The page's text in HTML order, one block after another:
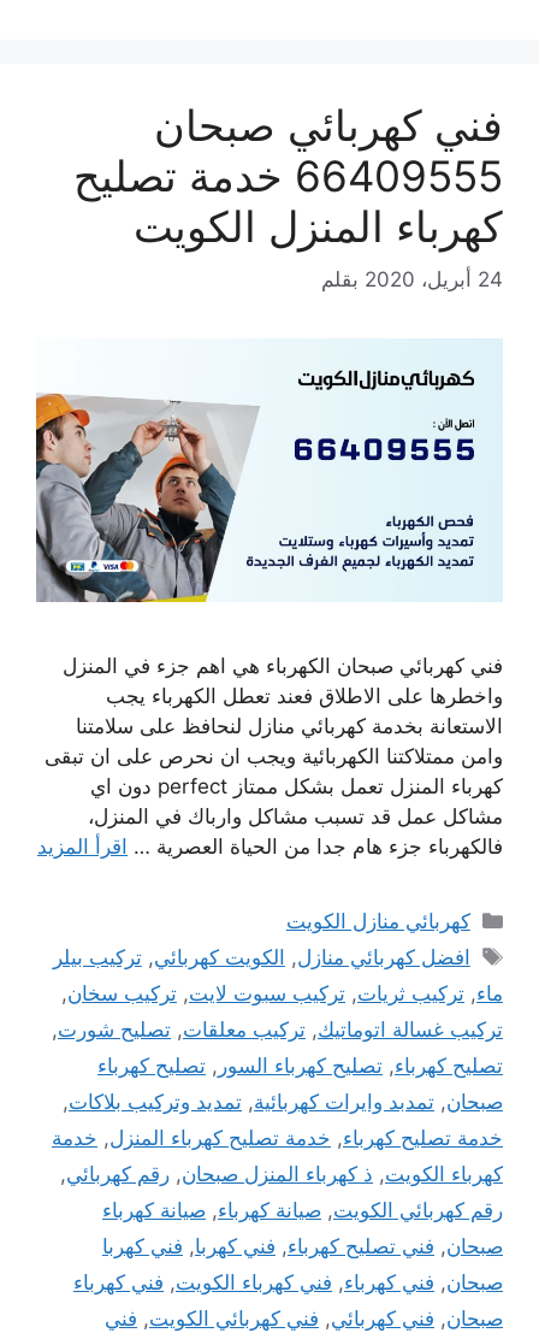
فني كهربائي صبحان
66409555 خدمة تصليح
كهرباء المنزل الكويت
24 أبريل، 2020 بقلم
فني كهربائي صبحان الكهرباء هي اهم جزء في المنزل
واخطرها على الاطلاق فعند تعطل الكهرباء يجب
الاستعانة بخدمة كهربائي منازل لنحافظ على سلامتنا
وامن ممتلاكتنا الكهربائية ويجب ان نحرص على ان تبقى
كهرباء المنزل تعمل بشكل ممتاز perfect دون اي
مشاكل عمل قد تسبب مشاكل وارباك في المنزل،
فالكهرباء جزء هام جدا من الحياة العصرية … اقرأ المزيد
التصنيفات
كهربائي منازل الكويت
الوسوم
افضل كهربائي منازل, الكويت كهربائي,تركيب بيلر
ماء, تركيب ثريات, تركيب سبوت لايت, تركيب سخان,
تركيب غسالة اتوماتيك, تركيب معلقات, تصليح شورت,
تصليح كهرباء, تصليح كهرباء السور , تصليح كهرباء
صبحان, تمدبد وايرات كهربائية, تمديد وتركيب بلاكات,
خدمة تصليح كهرباء, خدمة تصليح كهرباء المنزل, خدمة
كهرباء الكويت, ذ كهرباء المنزل صبحان, رقم كهربائي,
رقم كهربائي الكويت, صيانة كهرباء, صيانة كهرباء
صبحان, فني تصليح كهرباء, فني كهربا, فني كهربا
صبحان, فني كهرباء, فني كهرباء الكويت, فني كهرباء
صبحان, فني كهربائي, فني كهربائي الكويت, فني